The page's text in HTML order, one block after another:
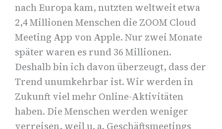
nach Europa kam, nutzten weltweit etwa
2,4 Millionen Menschen die ZOOM Cloud
Meeting App von Apple. Nur zwei Monate
später waren es rund 36 Millionen.
Deshalb bin ich davon überzeugt, dass der
Trend unumkehrbar ist. Wir werden in
Zukunft viel mehr Online-Aktivitäten
haben. Die Menschen werden weniger
verreisen, weil u. a. Geschäftsmeetings